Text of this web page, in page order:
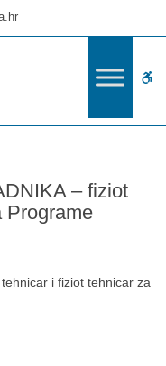
– fiziot
Programe
i fiziot tehnicar za